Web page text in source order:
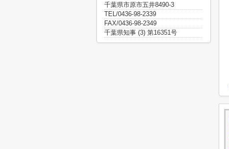
千葉県市原市五井8490-3
TEL/0436-98-2339
FAX/0436-98-2349
千葉県知事 (3) 第16351号